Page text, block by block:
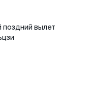
вылет